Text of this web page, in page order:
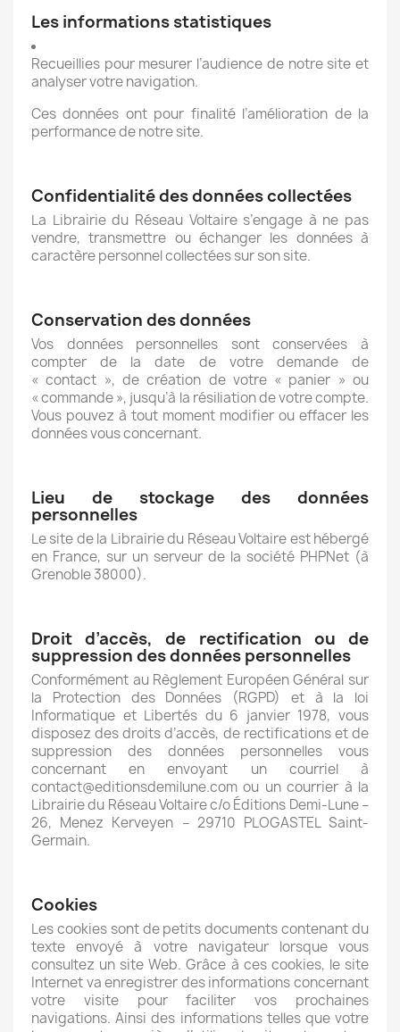
Les informations statistiques
Recueillies pour mesurer l’audience de notre site et
analyser votre navigation.
Ces données ont pour finalité l’amélioration de la
performance de notre site.
Confidentialité des données collectées
La Librairie du Réseau Voltaire s’engage à ne pas
vendre, transmettre ou échanger les données à
caractère personnel collectées sur son site.
Conservation des données
Vos données personnelles sont conservées à
compter de la date de votre demande de
« contact », de création de votre « panier » ou
« commande », jusqu’à la résiliation de votre compte.
Vous pouvez à tout moment modifier ou effacer les
données vous concernant.
Lieu de stockage des données
personnelles
Le site de la Librairie du Réseau Voltaire est hébergé
en France, sur un serveur de la société PHPNet (à
Grenoble 38000).
Droit d’accès, de rectification ou de
suppression des données personnelles
Conformément au Règlement Européen Général sur
la Protection des Données (RGPD) et à la loi
Informatique et Libertés du 6 janvier 1978, vous
disposez des droits d’accès, de rectifications et de
suppression des données personnelles vous
concernant en envoyant un courriel à
contact@editionsdemilune.com ou un courrier à la
Librairie du Réseau Voltaire c/o Éditions Demi-Lune –
26, Menez Kerveyen – 29710 PLOGASTEL Saint-
Germain.
Cookies
Les cookies sont de petits documents contenant du
texte envoyé à votre navigateur lorsque vous
consultez un site Web. Grâce à ces cookies, le site
Internet va enregistrer des informations concernant
votre visite pour faciliter vos prochaines
navigations. Ainsi des informations telles que votre